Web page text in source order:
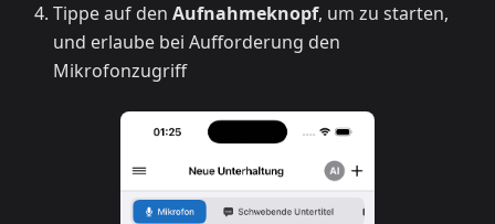
Tippe auf den Aufnahmeknopf, um zu starten,
und erlaube bei Aufforderung den
Mikrofonzugriff